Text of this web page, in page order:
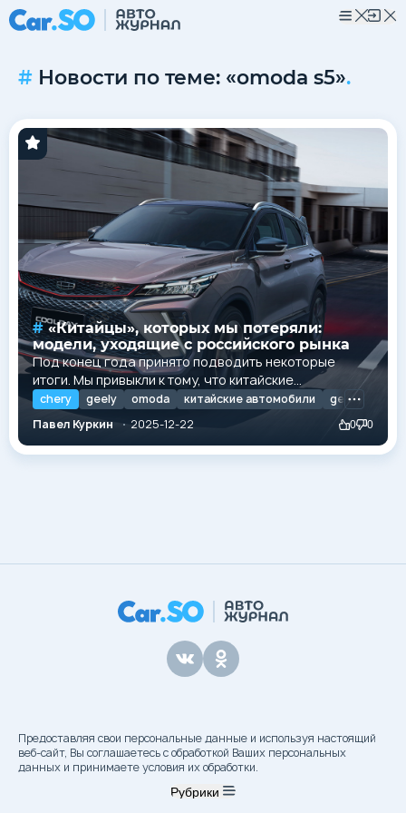
Рубрики
Новости по теме: «omoda s5».
«Китайцы», которых мы потеряли:
модели, уходящие с российского рынка
Под конец года принято подводить некоторые
итоги. Мы привыкли к тому, что китайские
автопроизводители, как правило, увеличивают
модельный ряд, максимально расширяя линейку, но
есть и те модели, которые пошли «под нож» по
разным причинам. Собственно, давайте обсудим
chery geely omoda китайские автомобили
geely coolray
Павел Куркин
2025-12-22 0 0
Предоставляя свои персональные данные и используя настоящий
веб-сайт, Вы соглашаетесь с обработкой Ваших персональных
данных и принимаете условия их обработки.